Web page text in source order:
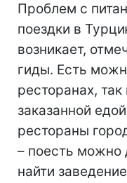
Проблем с
поездки в
возникает,
гиды. Есть
ресторанах,
заказанной
рестораны
– поесть можно
найти